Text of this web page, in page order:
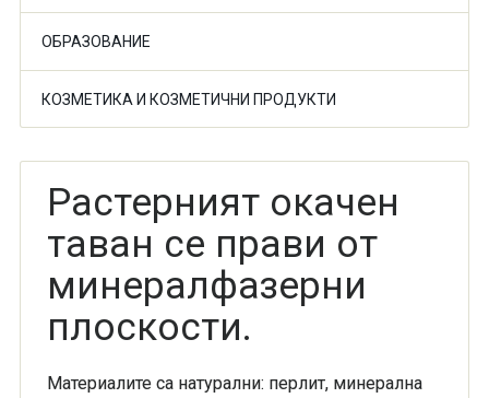
ОБРАЗОВАНИЕ
КОЗМЕТИКА И КОЗМЕТИЧНИ ПРОДУКТИ
Растерният окачен
таван се прави от
минералфазерни
плоскости.
Материалите са натурални: перлит, минерална